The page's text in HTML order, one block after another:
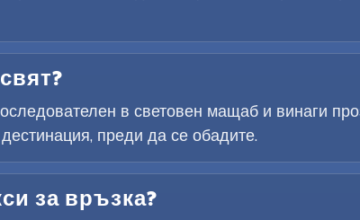
в световен мащаб и винаги
преди да се обадите.
за връзка?